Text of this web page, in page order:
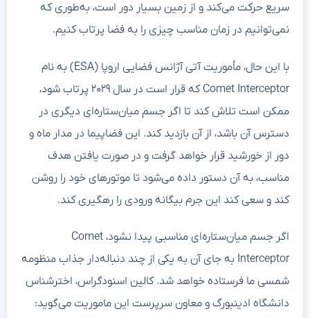
سریع حرکت می‌کند و از زمین بسیار دور است، به‌طوری که
نمی‌توانیم در زمان مناسب چیزی را به فضا پرتاب کنیم.
با این حال، مأموریت آتی آژانس فضایی اروپا (ESA) به نام
Comet Interceptor که قرار است در سال ۲۰۲۹ پرتاب شود،
ممکن است تلاش کند تا اگر جسم میان‌ستاره‌ای دیگری در
دسترس آن باشد، از آن بازدید کند. این فضاپیما در مدار ماه و
دور از خورشید قرار خواهد گرفت و در صورت یافتن هدف
مناسب، به آن دستور داده می‌شود تا موتورهای خود را روشن
کند و سعی کند این جرم بیگانه ورودی را رهگیری کند.
اگر جسم میان‌ستاره‌ای مناسبی پیدا نشود، Comet
Interceptor به جای آن به یکی از چند دنباله‌دار جذاب منظومه
شمسی ما فرستاده خواهد شد. کالین اسنودگراس، اخترشناس
دانشگاه ادینبورگ و معاون سرپرست این ماموریت می‌گوید: